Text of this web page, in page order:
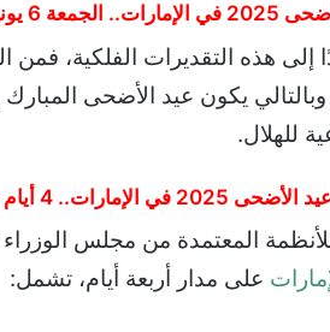
6 يونيو هو أول أيام العيد
للهلال.
الإمارات.. 4 أيام عطلة رسمية متوقعة
المعتمدة من مجلس
على مدار أربعة أيام، تشمل: